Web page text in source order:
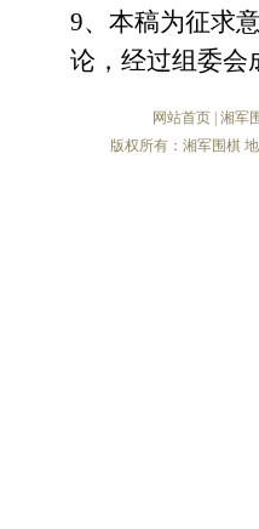
9、本稿为征求
论，经过组委会
网站首页 湘军
版权所有：湘军围棋